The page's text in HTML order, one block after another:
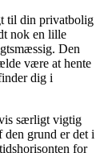
til din privatbolig
nok en lille
Den
være at hente
dig i
særligt vigtig
grund er det i
for